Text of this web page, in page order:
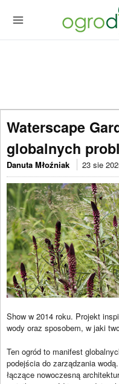
Waterscape
globalnych
Danuta Młoźniak 23 sie
Show w 2014 roku. Projekt
wody oraz sposobem, w jaki
Ten ogród to manifest
podejścia do zarządzania
łączące nowoczesną